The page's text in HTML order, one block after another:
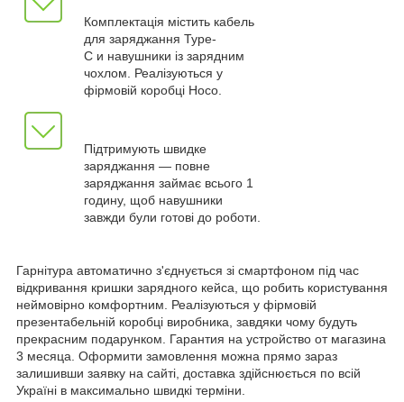
Комплектація містить кабель
для заряджання Type-
C и навушники із зарядним
чохлом. Реалізуються у
фірмовій коробці Hoco.
Підтримують швидке
заряджання — повне
заряджання займає всього 1
годину, щоб навушники
завжди були готові до роботи.
Гарнітура автоматично з'єднується зі смартфоном під час
відкривання кришки зарядного кейса, що робить користування
неймовірно комфортним. Реалізуються у фірмовій
презентабельній коробці виробника, завдяки чому будуть
прекрасним подарунком. Гарантия на устройство от магазина
3 месяца. Оформити замовлення можна прямо зараз
залишивши заявку на сайті, доставка здійснюється по всій
Україні в максимально швидкі терміни.